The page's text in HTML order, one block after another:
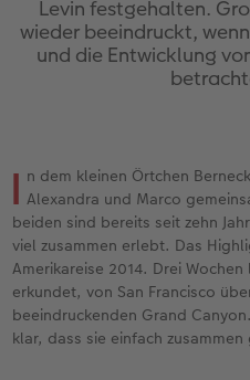
Einband mit
Erste Schritte
Bestellwege
Webinare
Nature Prints
Premium
Fotosticker
Sofortfotos
Zubehör
Photo
Fotocollage
Acrylglas
Alu Dibond
Foto auf Holz
Gallery Print
Weitere
Klappkarten
Postkarten
Einzelkarten
CEWE
Spiele
Schule &
Faber-Castell
Art Prints
Foto-
Geschenkidee
Silikonhüllen
Holzhülle
Handykette
Mit Design
CEWE
CEWE
Zubehör
Zum
für
für den JGA
Hochzeit
Jahrbuch
CEWE
App
Levin festgehalten.
wieder beeindruckt,
und die Entwicklung
I n dem kleinen Örtchen
Alexandra und Marco
beiden sind bereits seit zehn
viel zusammen erlebt. Das
Amerikareise 2014. Drei
erkundet, von San Francisco
beeindruckenden Grand
klar, dass sie einfach zusammen